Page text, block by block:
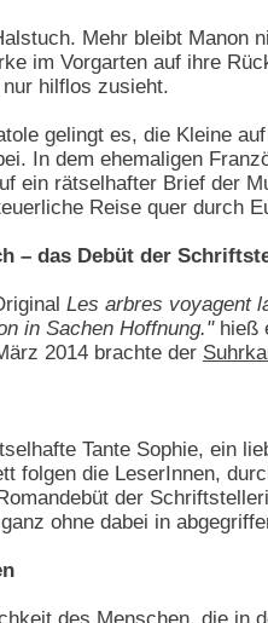
Mehr bleibt
im Vorgarten auf ihre
hilflos zusieht.
gelingt es, die Kleine
In dem ehemaligen
ein rätselhafter Brief der
Reise quer durch
– das Debüt der
Les arbres voyagent
in Sachen Hoffnung."hieß
2014 brachte der
Tante Sophie, ein
folgen die LeserInnen,
der
ohne dabei in